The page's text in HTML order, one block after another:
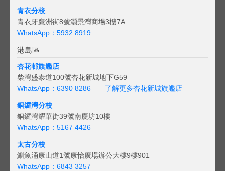
青衣分校
青衣牙鷹洲街8號灝景灣商場3樓7A
WhatsApp：5932 8919
港島區
杏花邨旗艦店
柴灣盛泰道100號杏花新城地下G59
WhatsApp：6390 8286
了解更多杏花新城旗艦店
銅鑼灣分校
銅鑼灣耀華街39號南慶坊10樓
WhatsApp：5167 4426
太古分校
鰂魚涌康山道1號康怡廣場辦公大樓9樓901
WhatsApp：6843 3257